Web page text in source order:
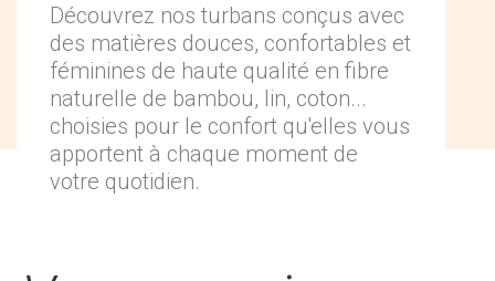
Découvrez nos turbans conçus avec
des matières douces, confortables et
féminines de haute qualité en fibre
naturelle de bambou, lin, coton...
choisies pour le confort qu'elles vous
apportent à chaque moment de
votre quotidien.